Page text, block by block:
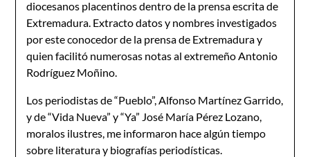
diocesanos placentinos dentro de la prensa escrita de
Extremadura. Extracto datos y nombres investigados
por este conocedor de la prensa de Extremadura y
quien facilitó numerosas notas al extremeño Antonio
Rodríguez Moñino.
Los periodistas de “Pueblo”, Alfonso Martínez Garrido,
y de “Vida Nueva” y “Ya” José María Pérez Lozano,
moralos ilustres, me informaron hace algún tiempo
sobre literatura y biografías periodísticas.